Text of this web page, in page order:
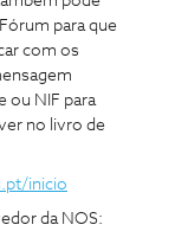
para que
com os
ou NIF para
no livro de
inicio
da NOS: